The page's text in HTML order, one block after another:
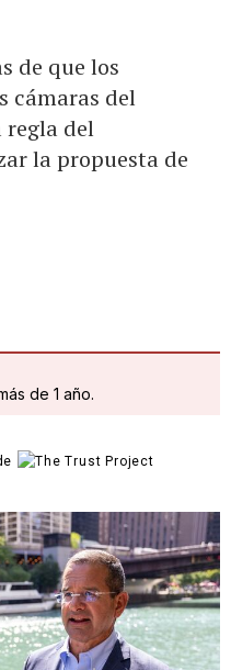
de que los
cámaras del
regla del
la propuesta de
de 1 año.